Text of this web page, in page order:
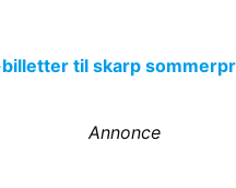
til skarp
Annonce